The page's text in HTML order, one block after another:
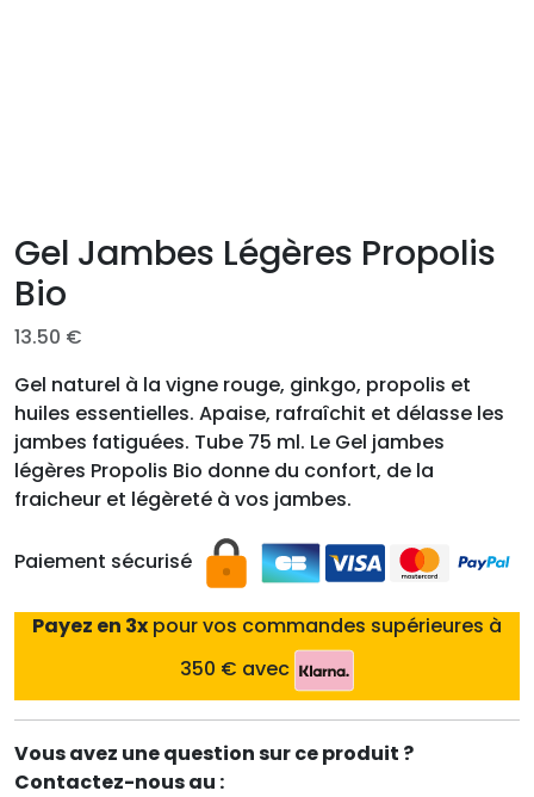
Gel Jambes Légères Propolis
Bio
13.50 €
Gel naturel à la vigne rouge, ginkgo, propolis et
huiles essentielles. Apaise, rafraîchit et délasse les
jambes fatiguées. Tube 75 ml. Le Gel jambes
légères Propolis Bio donne du confort, de la
fraicheur et légèreté à vos jambes.
Paiement sécurisé
Payez en 3x pour vos commandes supérieures à
350 € avec
Vous avez une question sur ce produit ?
Contactez-nous au :